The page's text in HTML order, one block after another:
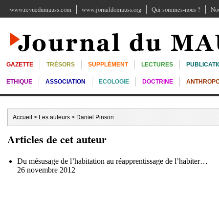
www.revuedumauss.com www.jornaldomauss.org Qui sommes-nous ?
GAZETTE TRÉSORS SUPPLÉMENT LECTURES
ETHIQUE ASSOCIATION ECOLOGIE DOCTRINE
Accueil > Les auteurs > Daniel Pinson
Articles de cet auteur
Du mésusage de l’habitation au réapprentissage de l’habiter…
26 novembre 2012